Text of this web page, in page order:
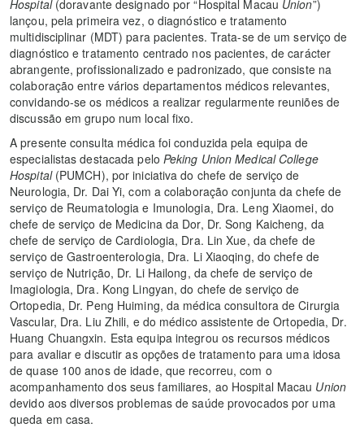
Hospital(doravante designado por “Hospital Macau Union”)
lançou, pela primeira vez, o diagnóstico e tratamento
multidisciplinar (MDT) para pacientes. Trata-se de um serviço de
diagnóstico e tratamento centrado nos pacientes, de carácter
abrangente, profissionalizado e padronizado, que consiste na
colaboração entre vários departamentos médicos relevantes,
convidando-se os médicos a realizar regularmente reuniões de
discussão em grupo num local fixo.
A presente consulta médica foi conduzida pela equipa de
especialistas destacada pelo Peking Union Medical College
Hospital(PUMCH), por iniciativa do chefe de serviço de
Neurologia, Dr. Dai Yi, com a colaboração conjunta da chefe de
serviço de Reumatologia e Imunologia, Dra. Leng Xiaomei, do
chefe de serviço de Medicina da Dor, Dr. Song Kaicheng, da
chefe de serviço de Cardiologia, Dra. Lin Xue, da chefe de
serviço de Gastroenterologia, Dra. Li Xiaoqing, do chefe de
serviço de Nutrição, Dr. Li Hailong, da chefe de serviço de
Imagiologia, Dra. Kong Lingyan, do chefe de serviço de
Ortopedia, Dr. Peng Huiming, da médica consultora de Cirurgia
Vascular, Dra. Liu Zhili, e do médico assistente de Ortopedia, Dr.
Huang Chuangxin. Esta equipa integrou os recursos médicos
para avaliar e discutir as opções de tratamento para uma idosa
de quase 100 anos de idade, que recorreu, com o
acompanhamento dos seus familiares, ao Hospital Macau Union
devido aos diversos problemas de saúde provocados por uma
queda em casa.